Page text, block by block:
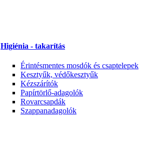
Higiénia - takarítás
Érintésmentes mosdók és csaptelepek
Kesztyűk, védőkesztyűk
Kézszárítók
Papírtörlő-adagolók
Rovarcsapdák
Szappanadagolók